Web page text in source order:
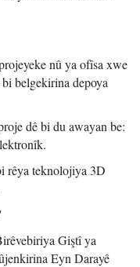
nû ya ofîsa xwe
belgekirina depoya
dê bi du awayan be:
rêya teknolojiya 3D
Giştî ya
Eyn Darayê